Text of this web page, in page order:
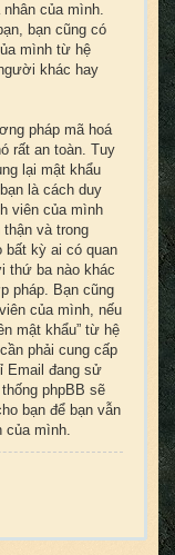
của mình.
bạn cũng có
mình từ hệ
khác hay
pháp mã hoá
rất an toàn. Tuy
lại mật khẩu
là cách duy
viên của mình
thận và trong
bất kỳ ai có quan
thứ ba nào khác
pháp. Bạn cũng
của mình, nếu
mật khẩu” từ hệ
phải cung cấp
Email đang sử
phpBB sẽ
bạn để bạn vẫn
của mình.